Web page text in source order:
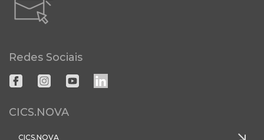
Redes Sociais
CICS.NOVA
CICS.NOVA